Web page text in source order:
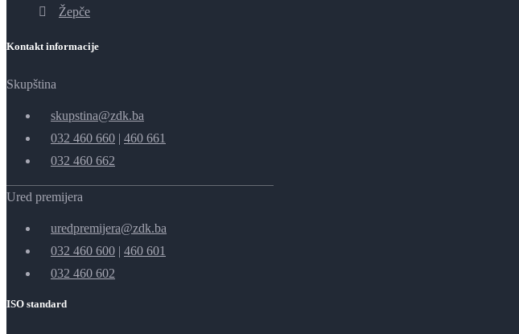
Žepče
Kontakt informacije
Skupština
skupstina@zdk.ba
032 460 660 | 460 661
032 460 662
Ured premijera
uredpremijera@zdk.ba
032 460 600 | 460 601
032 460 602
ISO standard